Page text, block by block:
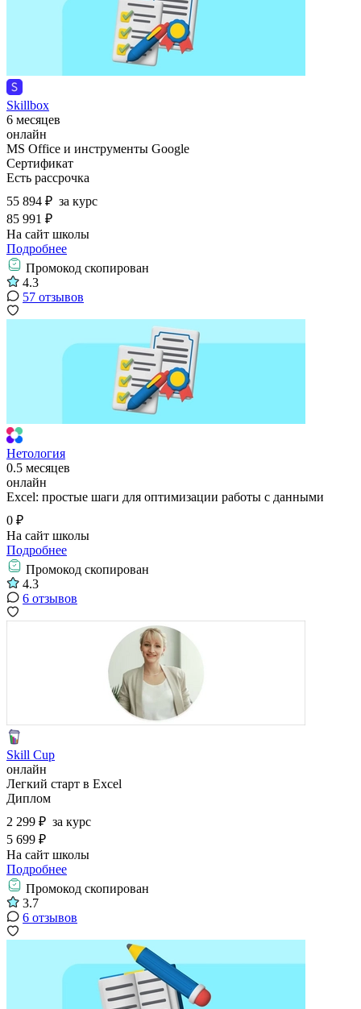
Skillbox
6 месяцев
онлайн
MS Office и инструменты Google
Сертификат
Есть рассрочка
55 894 ₽ за курс
85 991 ₽
На сайт школы
Подробнее
Промокод скопирован
4.3
57 отзывов
Нетология
0.5 месяцев
онлайн
Excel: простые шаги для оптимизации работы с данными
0 ₽
На сайт школы
Подробнее
Промокод скопирован
4.3
6 отзывов
Skill Cup
онлайн
Легкий старт в Excel
Диплом
2 299 ₽ за курс
5 699 ₽
На сайт школы
Подробнее
Промокод скопирован
3.7
6 отзывов